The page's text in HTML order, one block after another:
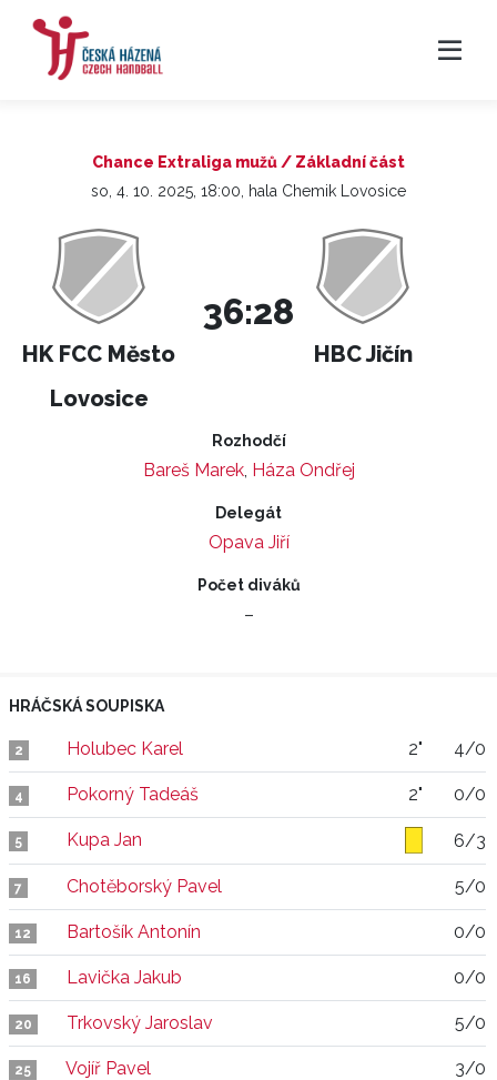
Chance Extraliga mužů / Základní část
so, 4. 10. 2025, 18:00, hala Chemik Lovosice
HK FCC Město
Lovosice
36:28
HBC Jičín
Rozhodčí
Bareš Marek, Háza Ondřej
Delegát
Opava Jiří
Počet diváků
–
HRÁČSKÁ SOUPISKA
2 Holubec Karel 2" 4/0
4 Pokorný Tadeáš 2" 0/0
5 Kupa Jan 6/3
7 Chotěborský Pavel 5/0
12 Bartošík Antonín 0/0
16 Lavička Jakub 0/0
20 Trkovský Jaroslav 5/0
25 Vojíř Pavel 3/0